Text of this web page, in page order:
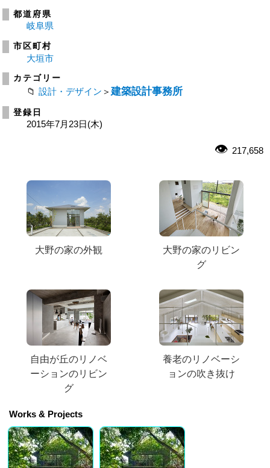
都道府県
岐阜県
市区町村
大垣市
カテゴリー
設計・デザイン ＞ 建築設計事務所
登録日
2015年7月23日(木)
217,658
大野の家の外観
大野の家のリビン
グ
自由が丘のリノベ
ーションのリビン
グ
養老のリノベーシ
ョンの吹き抜け
Works & Projects